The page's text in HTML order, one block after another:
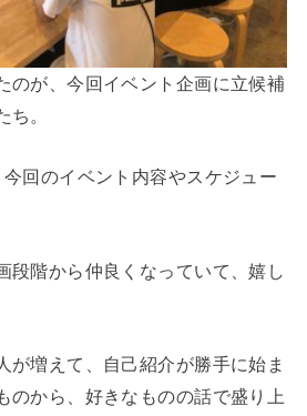
のが、今回イベント企画に立候補
ち。
回のイベント内容やスケジュー
段階から仲良くなっていて、嬉し
が増えて、自己紹介が勝手に始ま
のから、好きなものの話で盛り上